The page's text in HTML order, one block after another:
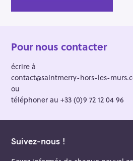
Pour nous contacter
écrire à
contact@saintmerry-hors-les-
ou
téléphoner au +33 (0)9 72 12 04 96
Suivez-nous !